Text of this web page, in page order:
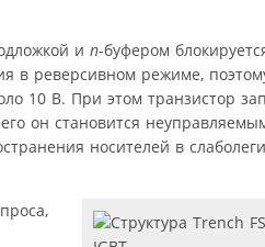
и n-буфером
в реверсивном режиме,
10 В. При этом транзистор
он становится
носителей в